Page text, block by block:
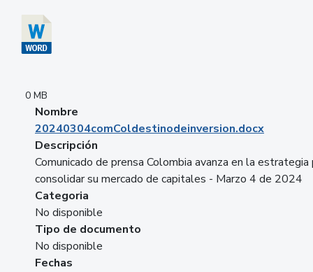
0 MB
Nombre
20240304comColdestinodeinversion.docx
Descripción
Comunicado de prensa Colombia avanza en la estrategia
consolidar su mercado de capitales - Marzo 4 de 2024
Categoria
No disponible
Tipo de documento
No disponible
Fechas